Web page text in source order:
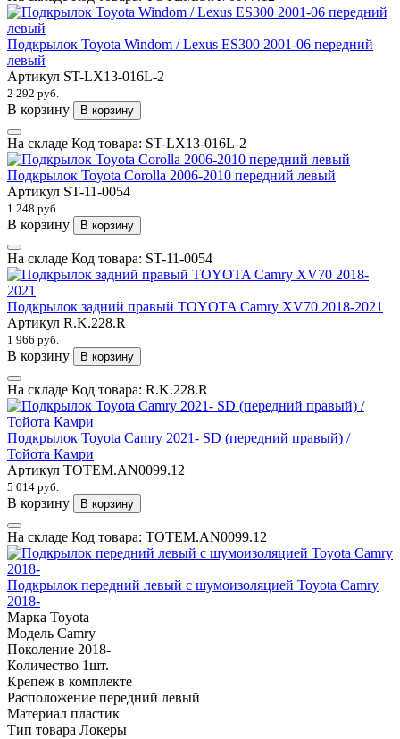
Подкрылок Toyota Windom / Lexus ES300 2001-06 передний
левый
Артикул ST-LX13-016L-2
2 292 руб.
В корзину В корзину
На складе Код товара: ST-LX13-016L-2
Подкрылок Toyota Corolla 2006-2010 передний левый
Артикул ST-11-0054
1 248 руб.
В корзину В корзину
На складе Код товара: ST-11-0054
Подкрылок задний правый TOYOTA Camry XV70 2018-2021
Артикул R.K.228.R
1 966 руб.
В корзину В корзину
На складе Код товара: R.K.228.R
Подкрылок Toyota Camry 2021- SD (передний правый) /
Тойота Камри
Артикул TOTEM.AN0099.12
5 014 руб.
В корзину В корзину
На складе Код товара: TOTEM.AN0099.12
Подкрылок передний левый с шумоизоляцией Toyota Camry
2018-
Марка Toyota
Модель Camry
Поколение 2018-
Количество 1шт.
Крепеж в комплекте
Расположение передний левый
Материал пластик
Тип товара Локеры